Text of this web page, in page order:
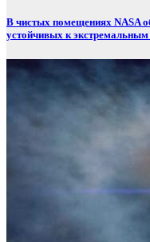
В чистых помещениях NASA
устойчивых к